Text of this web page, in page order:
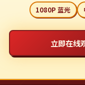
1080P 蓝光
立即在线